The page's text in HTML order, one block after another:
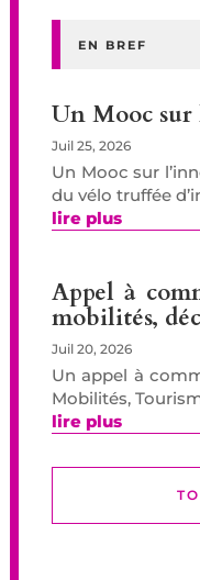
EN BREF
Un Mooc
Juil 25, 2026
Un Mooc sur
du vélo truffée
lire plus
Appel à
mobilités,
Juil 20, 2026
Un appel à
Mobilités,
lire plus